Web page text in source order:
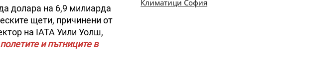
долара на 6,9 милиарда
щети, причинени от
на IATA Уили Уолш,
и пътниците в
Климатици София